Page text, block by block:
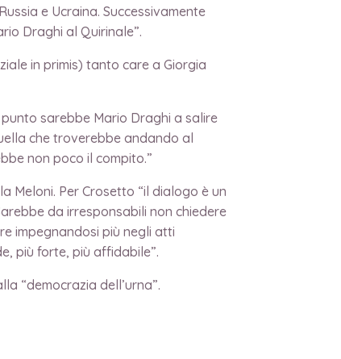
e Ucraina. Successivamente
Draghi al Quirinale”.
in primis) tanto care a Giorgia
sarebbe Mario Draghi a salire
che troverebbe andando al
non poco il compito.”
Meloni. Per Crosetto “il dialogo è un
da irresponsabili non chiedere
impegnandosi più negli atti
più forte, più affidabile”.
“democrazia dell’urna”.